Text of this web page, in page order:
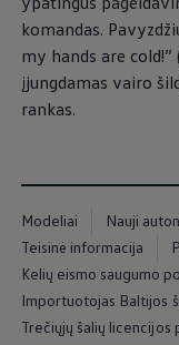
Ratai
Priedai
komandas.
my hands are cold!”
įjungdamas vairo
rankas.
Modeliai Nauji
Teisinė informacija
Kelių eismo saugumo
Importuotojas Baltijos
Trečiųjų šalių licencijos